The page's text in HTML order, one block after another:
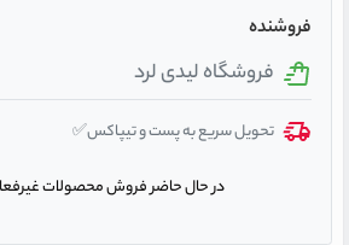
فروشنده
فروشگاه لیدی لرد
تحویل سریع به پست و تیپاکس✅
در حال حاضر فروش محصولات